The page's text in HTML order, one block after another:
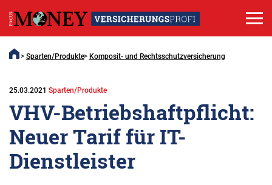
Sparten/Produkte Komposit- und Rechtsschutzversicherung
25.03.2021 Sparten/Produkte
VHV-Betriebshaftpflicht:
Neuer Tarif für IT-
Dienstleister